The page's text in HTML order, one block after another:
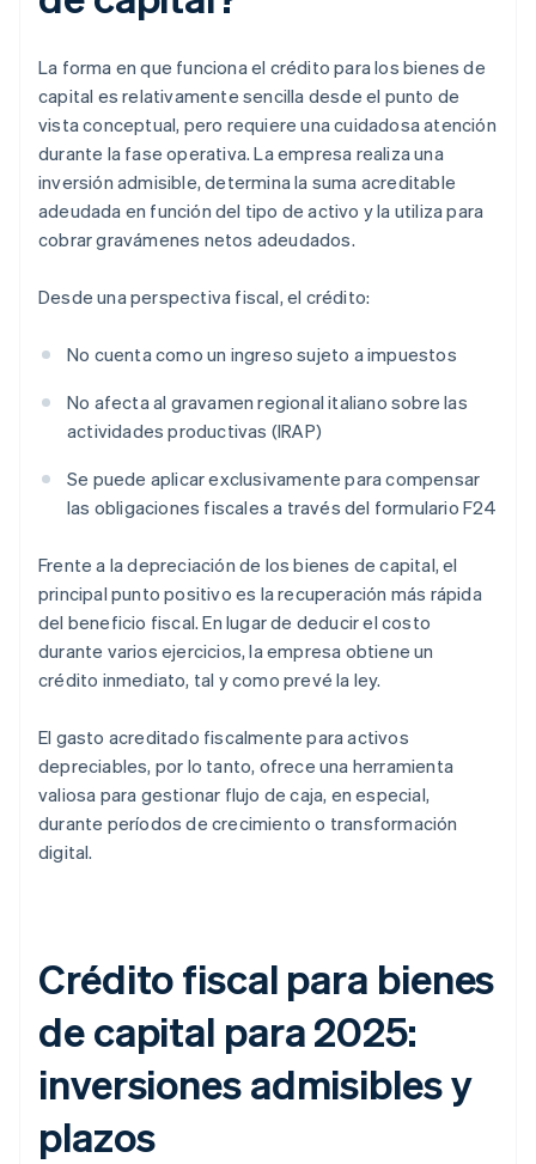
La forma en que funciona el crédito para los bienes de
capital es relativamente sencilla desde el punto de
vista conceptual, pero requiere una cuidadosa atención
durante la fase operativa. La empresa realiza una
inversión admisible, determina la suma acreditable
adeudada en función del tipo de activo y la utiliza para
cobrar gravámenes netos adeudados.
Desde una perspectiva fiscal, el crédito:
No cuenta como un ingreso sujeto a impuestos
No afecta al gravamen regional italiano sobre las
actividades productivas (IRAP)
Se puede aplicar exclusivamente para compensar
las obligaciones fiscales a través del formulario F24
Frente a la depreciación de los bienes de capital, el
principal punto positivo es la recuperación más rápida
del beneficio fiscal. En lugar de deducir el costo
durante varios ejercicios, la empresa obtiene un
crédito inmediato, tal y como prevé la ley.
El gasto acreditado fiscalmente para activos
depreciables, por lo tanto, ofrece una herramienta
valiosa para gestionar flujo de caja, en especial,
durante períodos de crecimiento o transformación
digital.
Crédito fiscal para bienes
de capital para 2025:
inversiones admisibles y
plazos